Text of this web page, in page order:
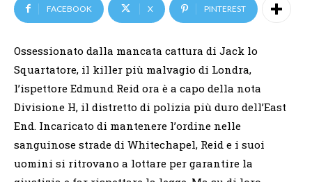
FACEBOOK X PINTEREST
Ossessionato dalla mancata cattura di Jack lo
Squartatore, il killer più malvagio di Londra,
l’ispettore Edmund Reid ora è a capo della nota
Divisione H, il distretto di polizia più duro dell’East
End. Incaricato di mantenere l’ordine nelle
sanguinose strade di Whitechapel, Reid e i suoi
uomini si ritrovano a lottare per garantire la